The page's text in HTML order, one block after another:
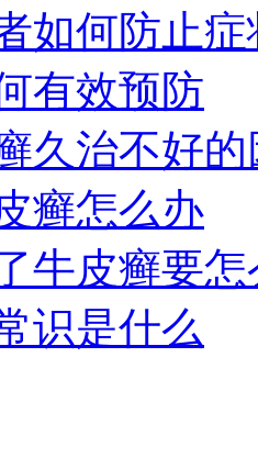
如何防止
有效预防
久治不好
癣怎么办
牛皮癣要怎
识是什么